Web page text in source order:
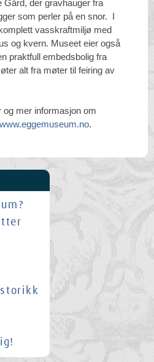
Gård, der gravhauger fra
som perler på en snor. I
vasskraftmiljø med
og kvern. Museet eier også
praktfull embedsbolig fra
alt fra møter til feiring av
mer informasjon om
www.eggemuseum.no.